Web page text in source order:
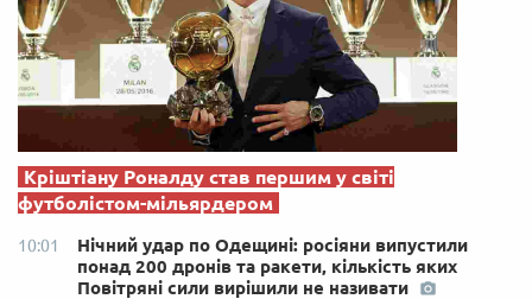
Кріштіану Роналду став першим у світі
футболістом-мільярдером
10:01
Нічний удар по Одещині: росіяни випустили
понад 200 дронів та ракети, кількість яких
Повітряні сили вирішили не називати